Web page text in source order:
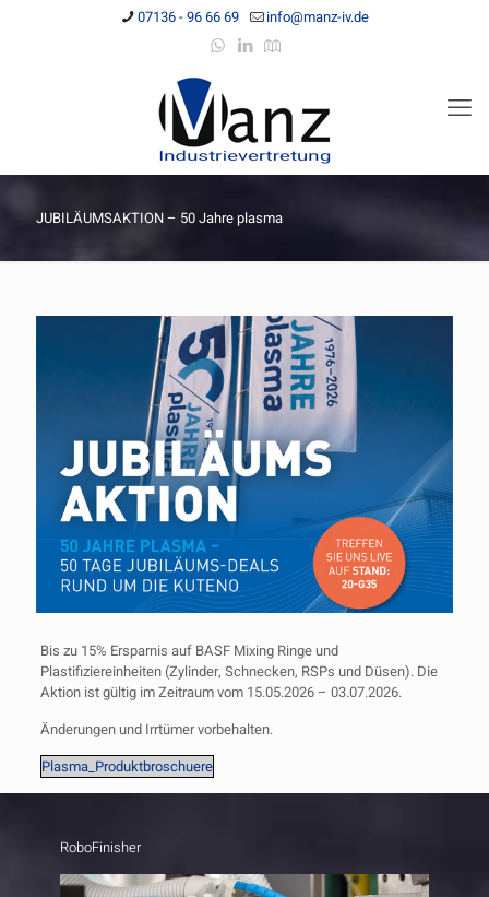
07136 - 96 66 69 info@manz-iv.de
JUBILÄUMSAKTION – 50 Jahre plasma
Bis zu 15% Ersparnis auf BASF Mixing Ringe und
Plastifiziereinheiten (Zylinder, Schnecken, RSPs und Düsen). Die
Aktion ist gültig im Zeitraum vom 15.05.2026 – 03.07.2026.
Änderungen und Irrtümer vorbehalten.
Plasma_Produktbroschuere
RoboFinisher